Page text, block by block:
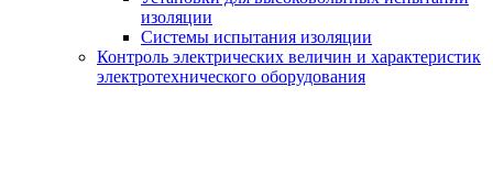
изоляции
Системы испытания изоляции
Контроль электрических величин и характеристик
электротехнического оборудования